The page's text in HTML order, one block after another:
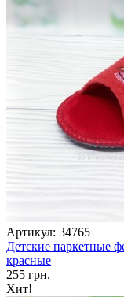
Артикул: 34765
Детские паркетные
красные
255 грн.
Хит!